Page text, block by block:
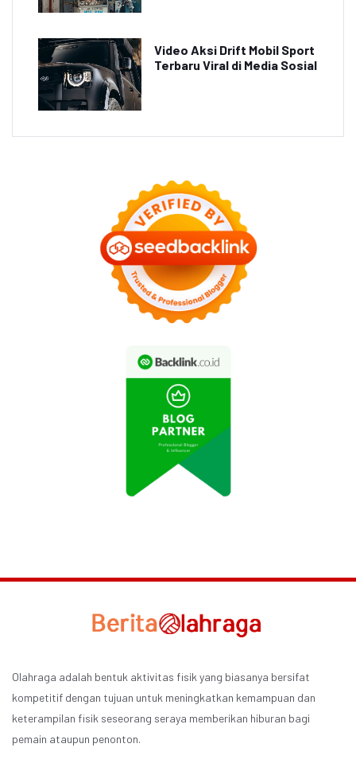
Video Aksi Drift Mobil Sport
Terbaru Viral di Media Sosial
Olahraga adalah bentuk aktivitas fisik yang biasanya bersifat
kompetitif dengan tujuan untuk meningkatkan kemampuan dan
keterampilan fisik seseorang seraya memberikan hiburan bagi
pemain ataupun penonton.